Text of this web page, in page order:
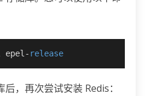
epel- release
，再次尝试安装 Redis：